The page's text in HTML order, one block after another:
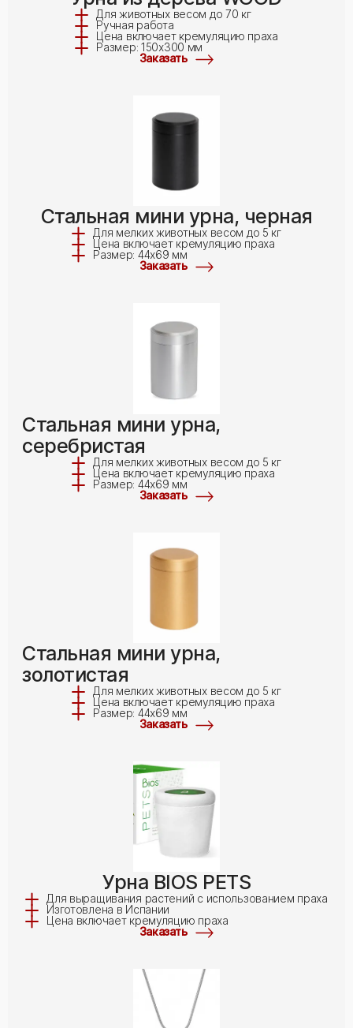
Заказать
Для животных весом до 70 кг
Ручная работа
Цена включает кремуляцию праха
Размер: 150x300 мм
Стальная мини урна, черная
Заказать
Для мелких животных весом до 5 кг
Цена включает кремуляцию праха
Размер: 44x69 мм
Стальная мини урна,
серебристая
Заказать
Для мелких животных весом до 5 кг
Цена включает кремуляцию праха
Размер: 44x69 мм
Стальная мини урна,
золотистая
Заказать
Для мелких животных весом до 5 кг
Цена включает кремуляцию праха
Размер: 44x69 мм
Урна BIOS PETS
Заказать
Для выращивания растений с использованием праха
Изготовлена в Испании
Цена включает кремуляцию праха